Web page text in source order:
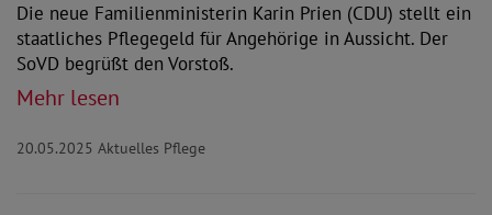
Die neue Familienministerin Karin Prien (CDU) stellt ein
staatliches Pflegegeld für Angehörige in Aussicht. Der
SoVD begrüßt den Vorstoß.
Mehr lesen
20.05.2025 Aktuelles Pflege